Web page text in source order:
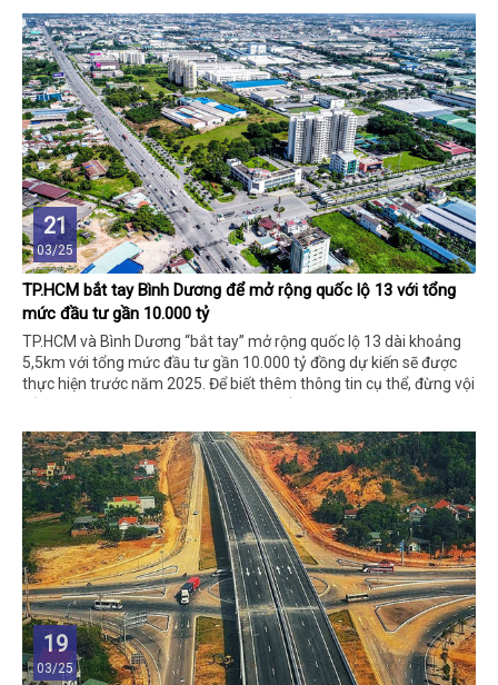
21
03/25
TP.HCM bắt tay Bình Dương để mở rộng quốc lộ 13 với tổng
mức đầu tư gần 10.000 tỷ
TP.HCM và Bình Dương “bắt tay” mở rộng quốc lộ 13 dài khoảng
5,5km với tổng mức đầu tư gần 10.000 tỷ đồng dự kiến sẽ được
thực hiện trước năm 2025. Để biết thêm thông tin cụ thể, đừng vội
19
03/25